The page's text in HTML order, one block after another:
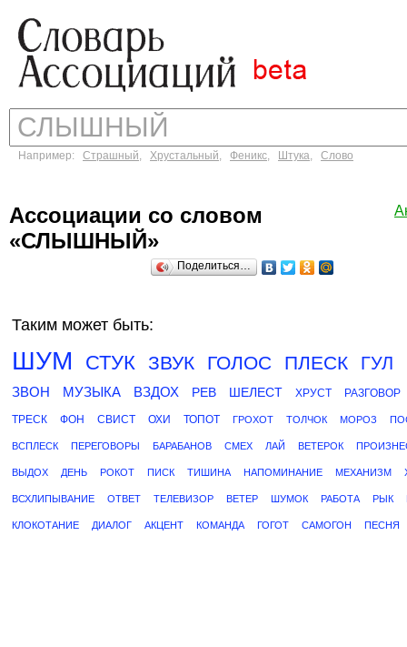
Например: Страшный, Хрустальный, Феникс, Штука, Слово
Ассоциации со словом
«СЛЫШНЫЙ»
Поделиться…
Таким может быть:
ШУМ СТУК ЗВУК ГОЛОС ПЛЕСК ГУЛ
ЗВОН МУЗЫКА ВЗДОХ РЕВ ШЕЛЕСТ ХРУСТ РАЗГОВОР
ТРЕСК ФОН СВИСТ ОХИ ТОПОТ ГРОХОТ ТОЛЧОК МОРОЗ
ВСПЛЕСК ПЕРЕГОВОРЫ БАРАБАНОВ СМЕХ ЛАЙ ВЕТЕРОК
ВЫДОХ ДЕНЬ РОКОТ ПИСК ТИШИНА НАПОМИНАНИЕ МЕХАНИЗМ
ВСХЛИПЫВАНИЕ ОТВЕТ ТЕЛЕВИЗОР ВЕТЕР ШУМОК РАБОТА РЫК
КЛОКОТАНИЕ ДИАЛОГ АКЦЕНТ КОМАНДА ГОГОТ САМОГОН ПЕСНЯ